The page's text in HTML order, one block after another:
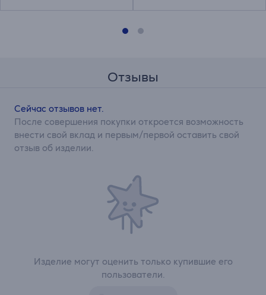
Отзывы
Изделие могут оценить только купившие его
пользователи.
Сейчас отзывов нет.
После совершения покупки откроется возможность
внести свой вклад и первым/первой оставить свой
отзыв об изделии.